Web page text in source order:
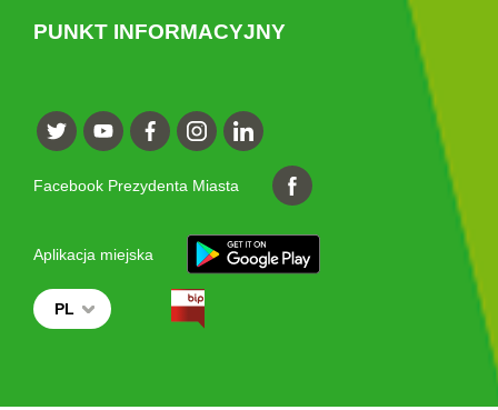
PUNKT INFORMACYJNY
Facebook Prezydenta Miasta
Aplikacja miejska
PL